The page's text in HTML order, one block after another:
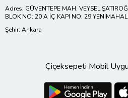
Adres: GÜVENTEPE MAH. VEYSEL
BLOK NO: 20 A İÇ KAPI NO: 29
Şehir: Ankara
Çiçeksepeti Mobil